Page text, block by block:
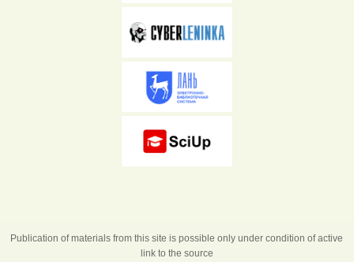
Publication of materials from this site is possible only under condition of active
link to the source